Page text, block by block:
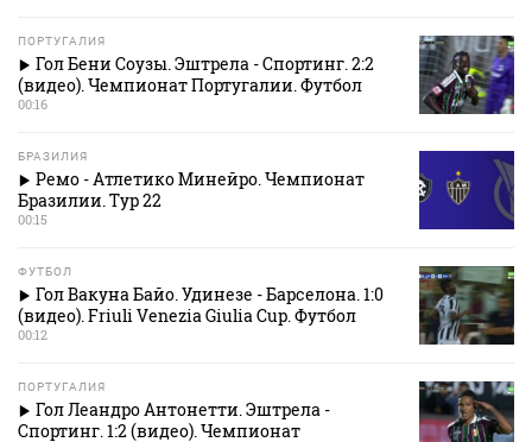
ПОРТУГАЛИЯ
Гол Бени Соузы. Эштрела - Спортинг. 2:2
(видео). Чемпионат Португалии. Футбол
00:16
БРАЗИЛИЯ
Ремо - Атлетико Минейро. Чемпионат
Бразилии. Тур 22
00:15
ФУТБОЛ
Гол Вакуна Байо. Удинезе - Барселона. 1:0
(видео). Friuli Venezia Giulia Cup. Футбол
00:12
ПОРТУГАЛИЯ
Гол Леандро Антонетти. Эштрела -
Спортинг. 1:2 (видео). Чемпионат